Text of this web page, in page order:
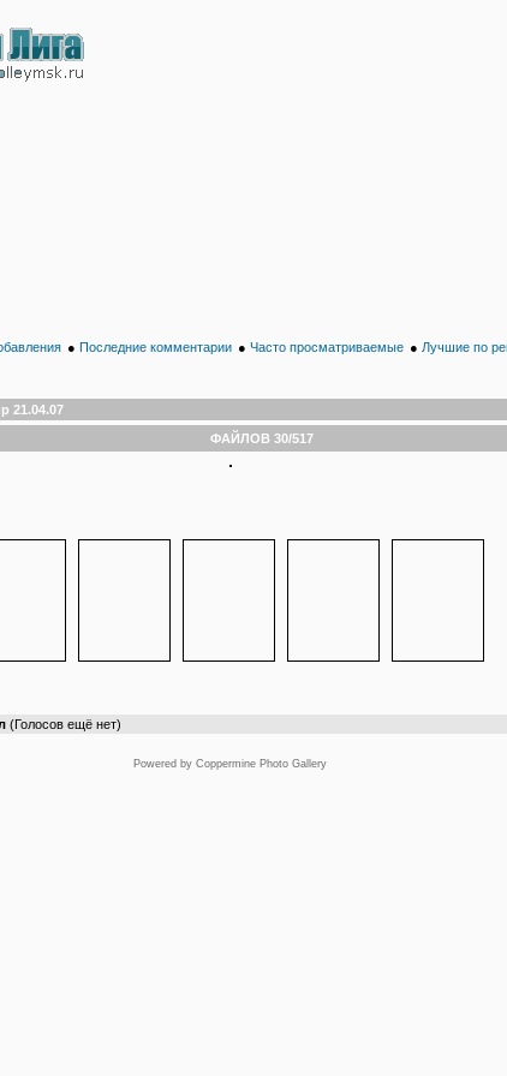
● Последние комментарии ● Часто просматриваемые ● Лучшие по
21.04.07
ФАЙЛОВ 30/517
(Голосов ещё нет)
Powered by Coppermine Photo Gallery